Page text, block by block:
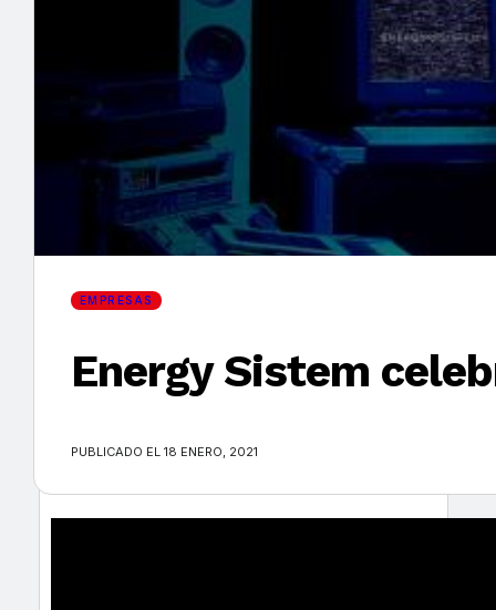
MERCADOS Y TENDENCIAS
HEMEROTECA
Encuentra tu noticia
EMPRESAS
Energy Sistem
PUBLICADO EL 18 ENERO, 2021